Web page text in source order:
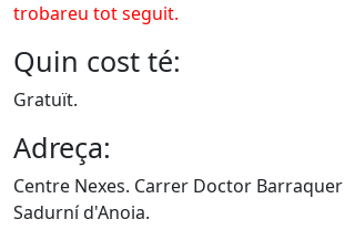
trobareu tot seguit.
Quin cost té:
Gratuït.
Adreça:
Centre Nexes. Carrer Doctor Barraquer
Sadurní d'Anoia.